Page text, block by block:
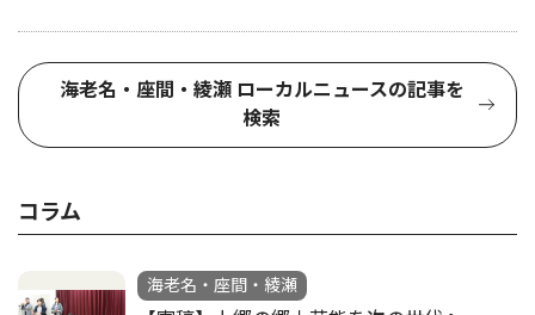
海老名・座間・綾瀬 ローカルニュースの記事を
検索
コラム
海老名・座間・綾瀬